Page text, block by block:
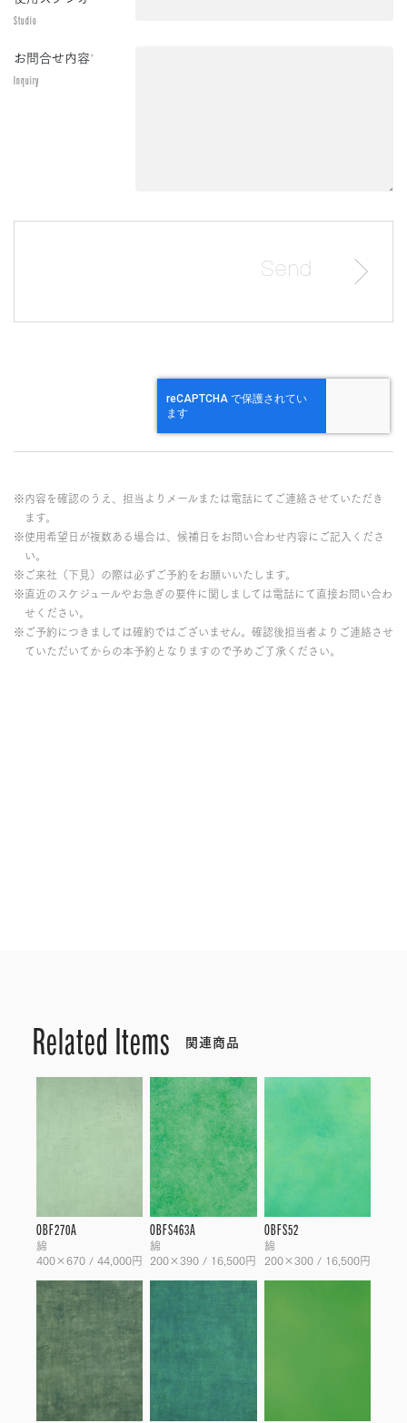
Studio
お問合せ内容*
Inquiry
※内容を確認のうえ、担当よりメールまたは電話にてご連絡させていただき
ます。
※使用希望日が複数ある場合は、候補日をお問い合わせ内容にご記入くださ
い。
※ご来社（下見）の際は必ずご予約をお願いいたします。
※直近のスケジュールやお急ぎの要件に関しましては電話にて直接お問い合わ
せください。
※ご予約につきましては確約ではございません。確認後担当者よりご連絡させ
ていただいてからの本予約となりますので予めご了承ください。
Related Items 関連商品
OBF270A
綿
400×670 / 44,000円
OBFS463A
綿
200×390 / 16,500円
OBFS52
綿
200×300 / 16,500円